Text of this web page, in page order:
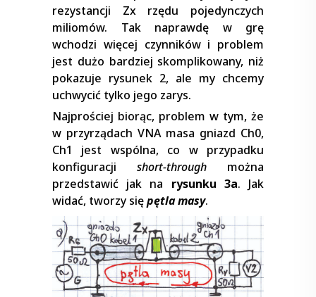
rezystancji Zx rzędu pojedynczych
miliomów. Tak naprawdę w grę
wchodzi więcej czynników i problem
jest dużo bardziej skomplikowany, niż
pokazuje rysunek 2, ale my chcemy
uchwycić tylko jego zarys.
Najprościej biorąc, problem w tym, że
w przyrządach VNA masa gniazd Ch0,
Ch1 jest wspólna, co w przypadku
konfiguracji short-through można
przedstawić jak na rysunku 3a. Jak
widać, tworzy siępętla masy.